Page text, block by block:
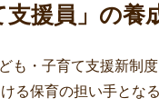
援員」の養
も・子育て支援新制
る保育の担い手とな